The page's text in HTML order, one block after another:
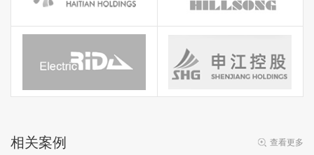
相关案例 查看更多